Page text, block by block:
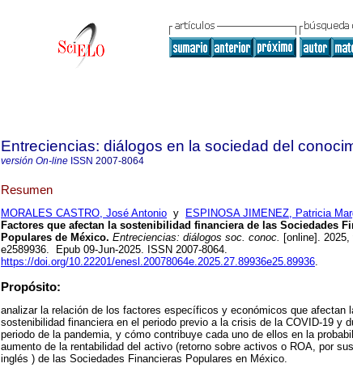
Entreciencias: diálogos en la sociedad del
versión On-line ISSN 2007-8064
Resumen
MORALES CASTRO, José Antonio y ESPINOSA JIMENEZ, Patricia
Factores que afectan la sostenibilidad financiera de las Sociedades
Populares de México. Entreciencias: diálogos soc. conoc. [online].
e2589936. Epub 09-Jun-2025. ISSN 2007-8064.
https://doi.org/10.22201/enesl.20078064e.2025.27.89936e25.89936.
Propósito:
analizar la relación de los factores específicos y económicos que afectan
sostenibilidad financiera en el periodo previo a la crisis de la COVID-19 y
periodo de la pandemia, y cómo contribuye cada uno de ellos en la
aumento de la rentabilidad del activo (retorno sobre activos o ROA, por
inglés ) de las Sociedades Financieras Populares en México.